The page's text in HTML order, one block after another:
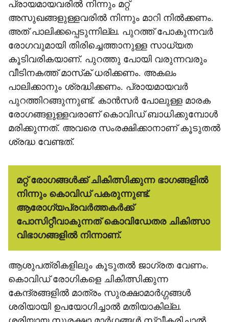
പ്രായമായവരില്‍ നിന്നും മറ്റ്
അസുഖങ്ങളുള്ളവരില്‍ നിന്നും മാറി നില്‍ക്കണം.
അത് പാലിക്കപ്പെടുന്നില്ല. പുറത്ത് പോകുന്നവര്‍
രോഗവുമായി തിരിച്ചെത്താനുള്ള സാധ്യത
കൂടിവരികയാണ്. പുറത്തു പോയി വരുന്നവരും
വീടിനകത്ത് മാസ്‌ക് ധരിക്കണം. അകലം
പാലിക്കാനും ശ്രദ്ധിക്കണം. പ്രായമായവര്‍
പുറത്തിറങ്ങുന്നുണ്ട്. കാന്‍സര്‍ പോലുള്ള മാരക
രോഗങ്ങളുള്ളവരാണ് കൊവിഡ് ബാധിക്കുമ്പോള്‍
മരിക്കുന്നത്. അവരെ സംരക്ഷിക്കാനാണ് കൂടുതല്‍
ശ്രദ്ധ വേണ്ടത്.
മറ്റ് രോഗങ്ങള്‍ക്ക് ചികിത്സിക്കുന്ന ഭാഗങ്ങളില്‍
നിന്നും കൊവിഡ് പകരുന്നുണ്ട്.
ആരോഗ്യപ്രവര്‍ത്തകര്‍ക്ക്
പോസിറ്റീവാകുന്നത് കൊവിഡേതര ചികിത്സാ
വിഭാഗങ്ങളില്‍ നിന്നാണ്.
ആശുപത്രികളിലും കൂടുതല്‍ ജാഗ്രത വേണം.
കൊവിഡ് രോഗികളെ ചികിത്സിക്കുന്ന
കേന്ദ്രങ്ങളില്‍ മാത്രം സുരക്ഷാമാര്‍ഗ്ഗങ്ങള്‍
ശരിയായി ഉപയോഗിച്ചാല്‍ മതിയാകില്ല.